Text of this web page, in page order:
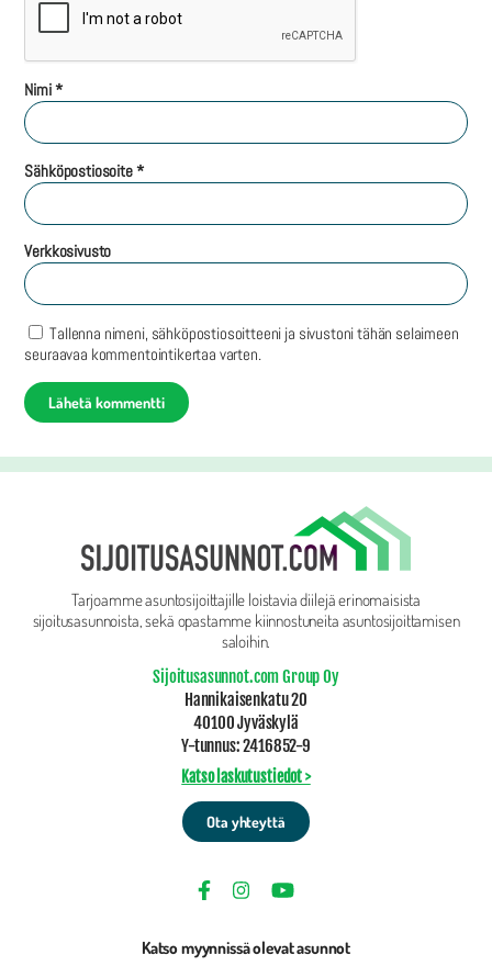
Nimi*
Sähköpostiosoite*
Verkkosivusto
Tallenna nimeni, sähköpostiosoitteeni ja sivustoni tähän selaimeen
seuraavaa kommentointikertaa varten.
Tarjoamme asuntosijoittajille loistavia diilejä erinomaisista
sijoitusasunnoista, sekä opastamme kiinnostuneita asuntosijoittamisen
saloihin.
Sijoitusasunnot.com Group Oy
Hannikaisenkatu 20
40100 Jyväskylä
Y-tunnus: 2416852-9
Katso laskutustiedot >
Ota yhteyttä
Katso myynnissä olevat asunnot